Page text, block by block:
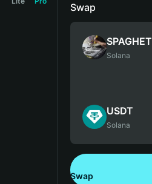
Swap
Solana
USDT
Solana
Swap